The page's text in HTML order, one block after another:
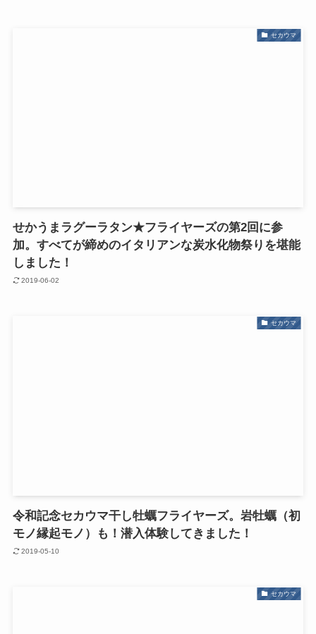
セカウマ
せかうまラグーラタン★フライヤーズの第2回に参
加。すべてが締めのイタリアンな炭水化物祭りを堪能
しました！
2019-06-02
セカウマ
令和記念セカウマ干し牡蠣フライヤーズ。岩牡蠣（初
モノ縁起モノ）も！潜入体験してきました！
2019-05-10
セカウマ